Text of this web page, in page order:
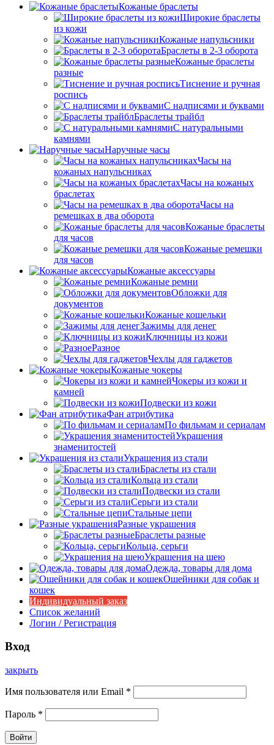
Кожаные браслеты
Широкие браслеты
из кожи
Кожаные напульсники
Браслеты в 2-3 оборота
Кожаные браслеты
разные
Тиснение и ручная
роспись
С надписями и буквами
Браслеты трайбл
С натуральными
камнями
Наручные часы
Часы на
кожаных напульсниках
Часы на кожаных
браслетах
Часы на
ремешках в два оборота
Кожаные браслеты
для часов
Кожаные ремешки
для часов
Кожаные аксессуары
Кожаные ремни
Обложки для
документов
Кожаные кошельки
Зажимы для денег
Ключницы из кожи
Разное
Чехлы для гаджетов
Кожаные чокеры
Чокеры из кожи и
камней
Подвески из кожи
Фан атрибутика
По фильмам и сериалам
Украшения
знаменитостей
Украшения из стали
Браслеты из стали
Кольца из стали
Подвески из стали
Серьги из стали
Стальные цепи
Разные украшения
Браслеты разные
Кольца, серьги
Украшения на шею
Одежда, товары для дома
Ошейники для собак и
кошек
Индивидуальный заказ
Список желаний
Логин / Регистрация
Вход
закрыть
Имя пользователя или Email *
Пароль *
Войти